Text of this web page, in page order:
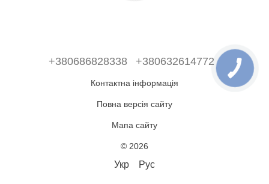
+380686828338 +380632614772
Контактна інформація
Повна версія сайту
Мапа сайту
© 2026
Укр Рус